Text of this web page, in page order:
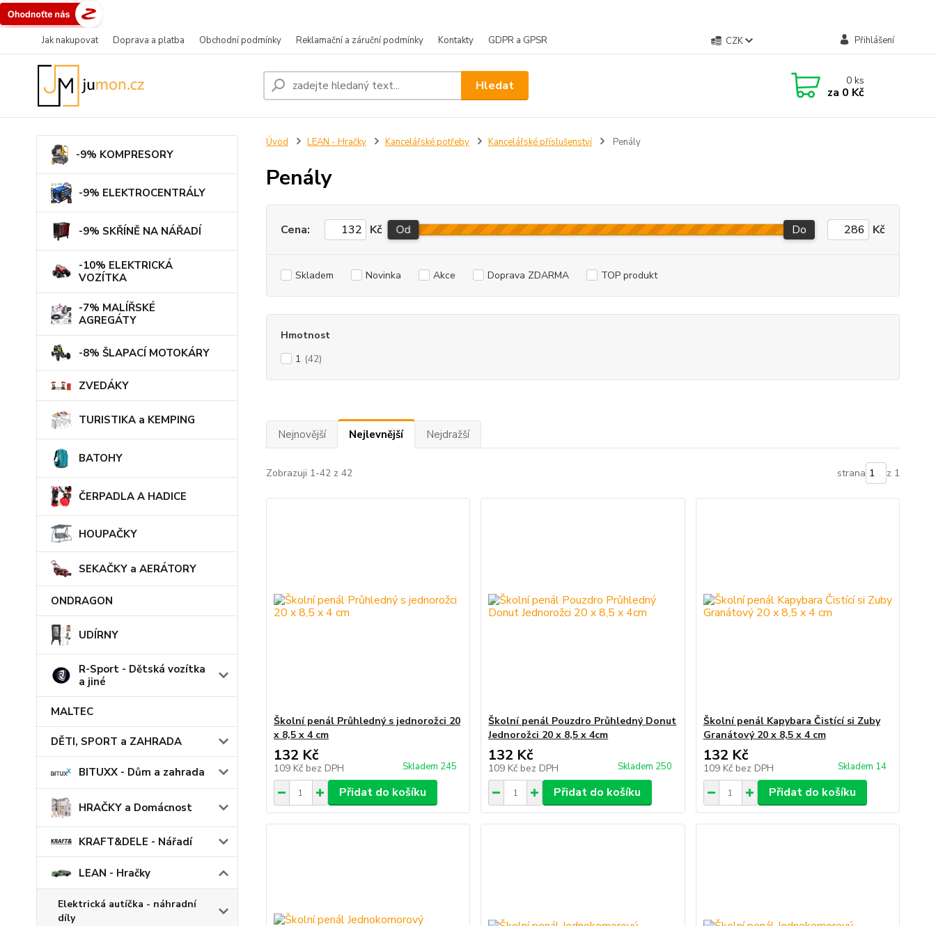
Jak nakupovat Doprava a platba Obchodní podmínky Reklamační a záruční podmínky Kontakty GDPR a GPSR CZK Přihlášení
Hledat 0ks
za 0 Kč
-9% KOMPRESORY
-9% ELEKTROCENTRÁLY
-9% SKŘÍNĚ NA NÁŘADÍ
-10% ELEKTRICKÁ
VOZÍTKA
-7% MALÍŘSKÉ
AGREGÁTY
-8% ŠLAPACÍ MOTOKÁRY
ZVEDÁKY
TURISTIKA a KEMPING
BATOHY
ČERPADLA A HADICE
HOUPAČKY
SEKAČKY a AERÁTORY
ONDRAGON
UDÍRNY
R-Sport - Dětská vozítka
a jiné
MALTEC
DĚTI, SPORT a ZAHRADA
BITUXX - Dům a zahrada
HRAČKY a Domácnost
KRAFT&DELE - Nářadí
LEAN - Hračky
Elektrická autíčka - náhradní
díly
Úvod LEAN - Hračky Kancelářské potřeby Kancelářské příslušenství Penály
Penály
Cena: Kč Od Do Kč
Skladem Novinka Akce Doprava ZDARMA TOP produkt
Hmotnost
1 (42)
Nejnovější Nejlevnější Nejdražší
Zobrazuji 1-42 z 42 strana z 1
Školní penál Průhledný s jednorožci 20
x 8,5 x 4 cm
132 Kč
109 Kč bez DPH Skladem 245
Přidat do košíku
Školní penál Pouzdro Průhledný Donut
Jednorožci 20 x 8,5 x 4cm
132 Kč
109 Kč bez DPH Skladem 250
Přidat do košíku
Školní penál Kapybara Čistící si Zuby
Granátový 20 x 8,5 x 4 cm
132 Kč
109 Kč bez DPH Skladem 14
Přidat do košíku